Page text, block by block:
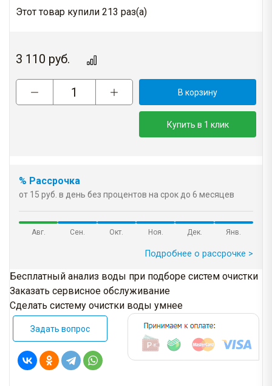
Этот товар купили 213 раз(a)
3 110 руб.
В корзину
Купить в 1 клик
% Рассрочка
от 15 руб. в день без процентов на срок до 6 месяцев
Авг. Сен. Окт. Ноя. Дек. Янв.
Подробнее о рассрочке >
Бесплатный анализ воды при подборе систем очистки
Заказать сервисное обслуживание
Сделать систему очистки воды умнее
Задать вопрос